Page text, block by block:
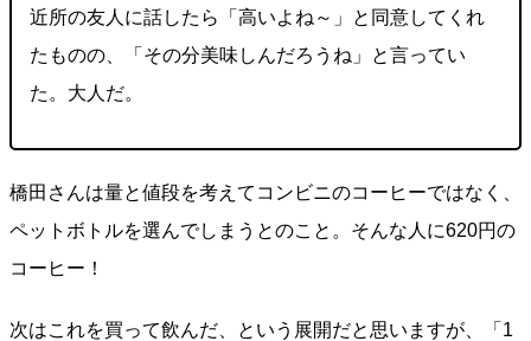
近所の友人に話したら「高いよね～」と同意してくれ
たものの、「その分美味しんだろうね」と言ってい
た。大人だ。
橋田さんは量と値段を考えてコンビニのコーヒーではなく、
ペットボトルを選んでしまうとのこと。そんな人に620円の
コーヒー！
次はこれを買って飲んだ、という展開だと思いますが、「1